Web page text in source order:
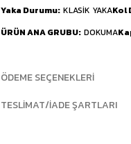
Yaka Durumu KLASİK YAKAKol
ÜRÜN ANA GRUBU DOKUMA
ÖDEME SEÇENEKLERI
TESLIMAT/İADE ŞARTLARI